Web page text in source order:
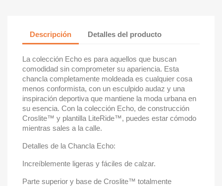
Descripción Detalles del producto
La colección Echo es para aquellos que buscan
comodidad sin comprometer su apariencia. Esta
chancla completamente moldeada es cualquier cosa
menos conformista, con un esculpido audaz y una
inspiración deportiva que mantiene la moda urbana en
su esencia. Con la colección Echo, de construcción
Croslite™ y plantilla LiteRide™, puedes estar cómodo
mientras sales a la calle.
Detalles de la Chancla Echo:
Increíblemente ligeras y fáciles de calzar.
Parte superior y base de Croslite™ totalmente